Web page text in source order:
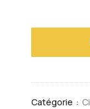
Catégorie :